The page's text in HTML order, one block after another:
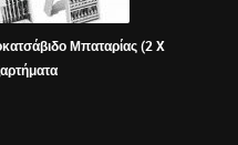
Μπαταρίας (2 X